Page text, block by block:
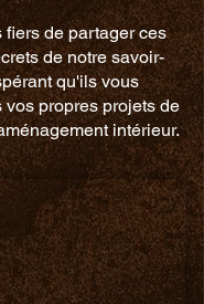
fiers de partager ces
de notre savoir-
qu'ils vous
vos propres projets de
intérieur.